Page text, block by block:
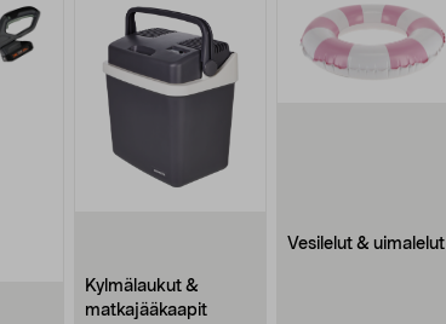
Kylmälaukut &
matkajääkaapit
Vesilelut & uimalelut